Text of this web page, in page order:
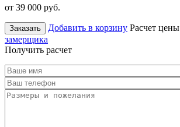
от 39 000 руб.
Заказать Добавить в корзину Расчет цены
замерщика
Получить расчет